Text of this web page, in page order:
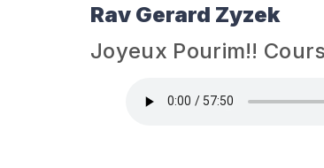
Rav Gerard Zyzek
Joyeux Pourim!!